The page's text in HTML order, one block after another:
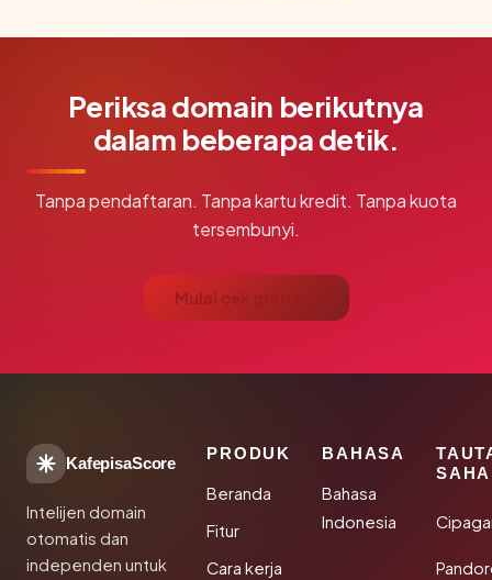
Periksa domain berikutnya
dalam beberapa detik.
Tanpa pendaftaran. Tanpa kartu kredit. Tanpa kuota
tersembunyi.
Mulai cek gratis →
KafepisaScore
Intelijen domain
otomatis dan
independen untuk
PRODUK
Beranda
Fitur
Cara kerja
BAHASA
Bahasa
Indonesia